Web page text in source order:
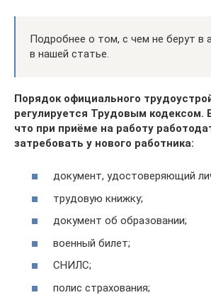
Подробнее о том, с чем не берут в
в нашей статье.
Порядок официального
регулируется Трудовым кодексом.
что при приёме на работу
затребовать у нового работника:
документ, удостоверяющий
трудовую книжку;
документ об образовании;
военный билет;
СНИЛС;
полис страхования;